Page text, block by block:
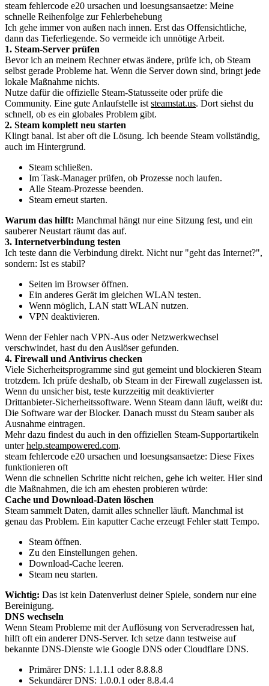
steam fehlercode e20 ursachen und loesungsansaetze: Meine
schnelle Reihenfolge zur Fehlerbehebung
Ich gehe immer von außen nach innen. Erst das Offensichtliche,
dann das Tieferliegende. So vermeide ich unnötige Arbeit.
1. Steam-Server prüfen
Bevor ich an meinem Rechner etwas ändere, prüfe ich, ob Steam
selbst gerade Probleme hat. Wenn die Server down sind, bringt jede
lokale Maßnahme nichts.
Nutze dafür die offizielle Steam-Statusseite oder prüfe die
Community. Eine gute Anlaufstelle ist steamstat.us. Dort siehst du
schnell, ob es ein globales Problem gibt.
2. Steam komplett neu starten
Klingt banal. Ist aber oft die Lösung. Ich beende Steam vollständig,
auch im Hintergrund.
Steam schließen.
Im Task-Manager prüfen, ob Prozesse noch laufen.
Alle Steam-Prozesse beenden.
Steam erneut starten.
Warum das hilft: Manchmal hängt nur eine Sitzung fest, und ein
sauberer Neustart räumt das auf.
3. Internetverbindung testen
Ich teste dann die Verbindung direkt. Nicht nur "geht das Internet?",
sondern: Ist es stabil?
Seiten im Browser öffnen.
Ein anderes Gerät im gleichen WLAN testen.
Wenn möglich, LAN statt WLAN nutzen.
VPN deaktivieren.
Wenn der Fehler nach VPN-Aus oder Netzwerkwechsel
verschwindet, hast du den Auslöser gefunden.
4. Firewall und Antivirus checken
Viele Sicherheitsprogramme sind gut gemeint und blockieren Steam
trotzdem. Ich prüfe deshalb, ob Steam in der Firewall zugelassen ist.
Wenn du unsicher bist, teste kurzzeitig mit deaktivierter
Drittanbieter-Sicherheitssoftware. Wenn Steam dann läuft, weißt du:
Die Software war der Blocker. Danach musst du Steam sauber als
Ausnahme eintragen.
Mehr dazu findest du auch in den offiziellen Steam-Supportartikeln
unterhelp.steampowered.com.
steam fehlercode e20 ursachen und loesungsansaetze: Diese Fixes
funktionieren oft
Wenn die schnellen Schritte nicht reichen, gehe ich weiter. Hier sind
die Maßnahmen, die ich am ehesten probieren würde:
Cache und Download-Daten löschen
Steam sammelt Daten, damit alles schneller läuft. Manchmal ist
genau das Problem. Ein kaputter Cache erzeugt Fehler statt Tempo.
Steam öffnen.
Zu den Einstellungen gehen.
Download-Cache leeren.
Steam neu starten.
Wichtig: Das ist kein Datenverlust deiner Spiele, sondern nur eine
Bereinigung.
DNS wechseln
Wenn Steam Probleme mit der Auflösung von Serveradressen hat,
hilft oft ein anderer DNS-Server. Ich setze dann testweise auf
bekannte DNS-Dienste wie Google DNS oder Cloudflare DNS.
Primärer DNS: 1.1.1.1 oder 8.8.8.8
Sekundärer DNS: 1.0.0.1 oder 8.8.4.4